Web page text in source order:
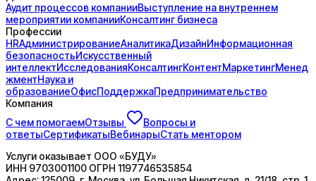
Аудит процессов компанииВыступление на внутреннем
мероприятии компанииКонсалтинг бизнеса
Профессии
HRАдминистрированиеАналитикаДизайнИнформационная
безопасностьИскусственный
интеллектИсследованияКонсалтингКонтентМаркетингМенед
жментНаука и
образованиеОфисПоддержкаПредпринимательство
Компания
С чем помогаемОтзывы
Вопросы и
ответыСертификатыВебинарыСтать ментором
Услуги оказывает ООО «БУДУ»
ИНН 9703001100 ОГРН 1197746535854